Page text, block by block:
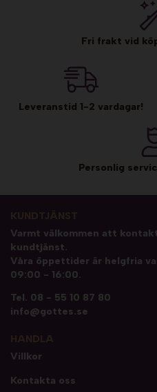
Fri frakt vid
Leveranstid 1-2 vardagar!
Personlig
Varmt välkommen att
kundtjänst.
Våra öppettider är helgfria
09:00 - 16:00.
Tel. 08 - 55 10 87 80
info@gottes.se
Villkor
Kontakta oss